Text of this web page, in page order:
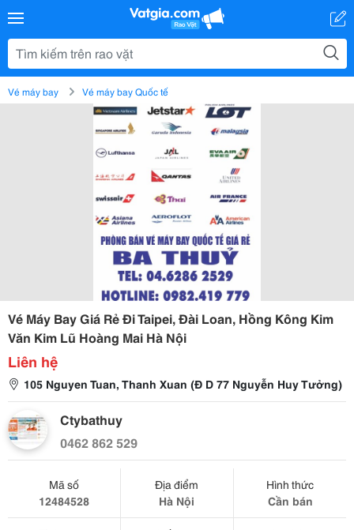
Vé máy bay Vé máy bay Quốc tế
Vé Máy Bay Giá Rẻ Đi Taipei, Đài Loan, Hồng Kông Kim
Văn Kim Lũ Hoàng Mai Hà Nội
Liên hệ
105 Nguyen Tuan, Thanh Xuan (Đ D 77 Nguyễn Huy Tưởng)
Ctybathuy
0462 862 529
Mã số
12484528
Địa điểm
Hà Nội
Hình thức
Cần bán